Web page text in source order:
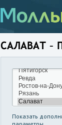
САЛАВАТ –
Показать